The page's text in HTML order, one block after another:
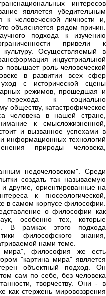
интересов
является убедительным
к человеческой личности и,
объясняется рядом причин.
подхода к изучению
привели к
Осуществляемый в
индустриальной
повышает роль человеческой
в развитии всех сфер
с исторической сцены
режимов, прошедшая и
перехода к социально
обществу, катастрофическое
человека в нашей стране,
к смысложизненной,
и вызванное успехами в
информационных технологий
природы человека,
недочеловеком". Среди
создать так называемую
другие, ориентированные на
к гносеологической,
в самом корпусе философии.
о философии как
особенно тех, которые
В рамках этого подхода
философского знания,
нами теме.
мира", философия же есть
"картина мира" является
объектный подход. Он
сам по себе, без человека
творчеству. Они - в
как стержень мировоззрения